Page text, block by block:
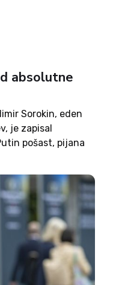
absolutne
Sorokin, eden
je zapisal
pošast, pijana
Njegov obraz